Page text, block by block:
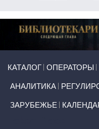
КАТАЛОГ ОПЕРАТОРЫ
АНАЛИТИКА
ЗАРУБЕЖЬЕ